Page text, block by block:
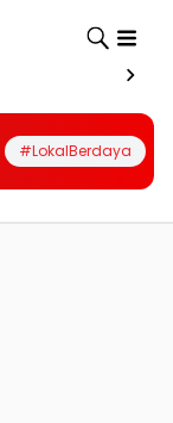
#LokalBerdaya